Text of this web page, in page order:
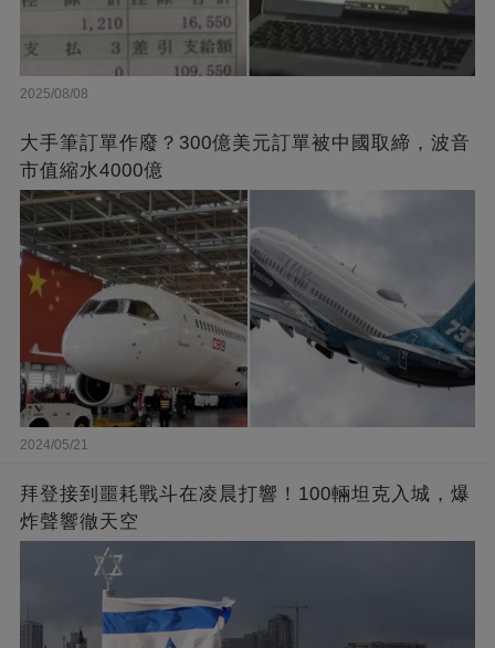
2025/08/08
大手筆訂單作廢？300億美元訂單被中國取締，波音
市值縮水4000億
2024/05/21
拜登接到噩耗戰斗在凌晨打響！100輛坦克入城，爆
炸聲響徹天空